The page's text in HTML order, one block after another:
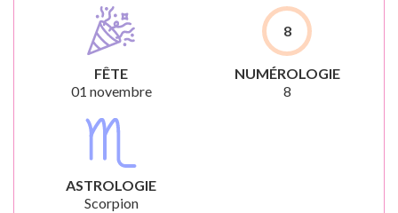
FÊTE
01 novembre
8
NUMÉROLOGIE
8
ASTROLOGIE
Scorpion